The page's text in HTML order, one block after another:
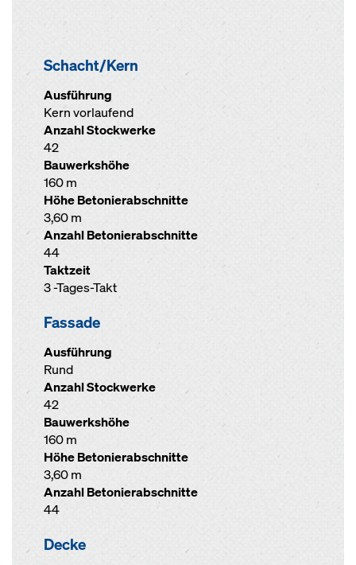
Schacht/Kern
Ausführung
Kern vorlaufend
Anzahl Stockwerke
42
Bauwerkshöhe
160 m
Höhe Betonierabschnitte
3,60 m
Anzahl Betonierabschnitte
44
Taktzeit
3 -Tages-Takt
Fassade
Ausführung
Rund
Anzahl Stockwerke
42
Bauwerkshöhe
160 m
Höhe Betonierabschnitte
3,60 m
Anzahl Betonierabschnitte
44
Decke